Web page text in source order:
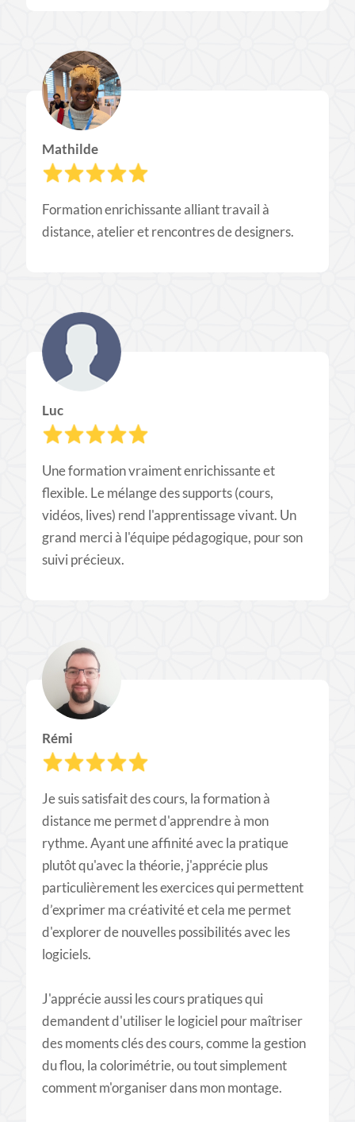
Mathilde
Formation enrichissante alliant travail à
distance, atelier et rencontres de designers.
Luc
Une formation vraiment enrichissante et
flexible. Le mélange des supports (cours,
vidéos, lives) rend l'apprentissage vivant. Un
grand merci à l'équipe pédagogique, pour son
suivi précieux.
Rémi
Je suis satisfait des cours, la formation à
distance me permet d'apprendre à mon
rythme. Ayant une affinité avec la pratique
plutôt qu'avec la théorie, j'apprécie plus
particulièrement les exercices qui permettent
d’exprimer ma créativité et cela me permet
d'explorer de nouvelles possibilités avec les
logiciels.
J'apprécie aussi les cours pratiques qui
demandent d'utiliser le logiciel pour maîtriser
des moments clés des cours, comme la gestion
du flou, la colorimétrie, ou tout simplement
comment m'organiser dans mon montage.